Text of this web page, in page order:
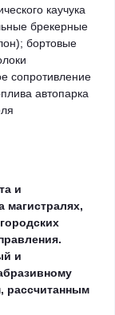
каучука
брекерные
бортовые
сопротивление
автопарка
и
магистралях,
и
рассчитанным